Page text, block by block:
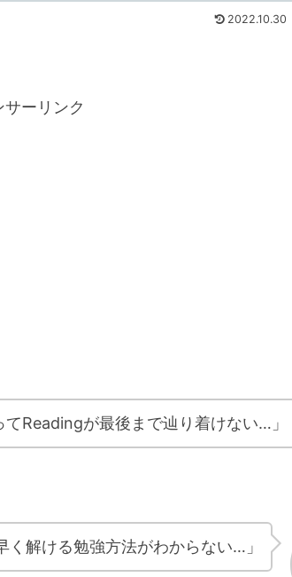
2022.10.30
サーリンク
Readingが最後まで辿り着けない…」
く解ける勉強方法がわからない…」